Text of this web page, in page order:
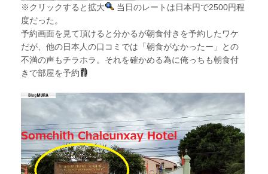
※クリックすると拡大
当日のレートは日本円で2500円程
度だった。
予約画面を見て頂けると分かるが朝食付きを予約したワケ
だが、他の日本人の口コミでは「朝食がなかったー」との
不満の声もチラホラ。それを確かめる為に俺っちも朝食付
きで部屋を予約